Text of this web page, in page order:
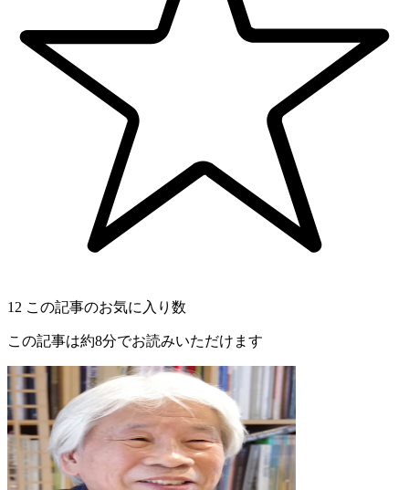
12 この記事のお気に入り数
この記事は約8分でお読みいただけます